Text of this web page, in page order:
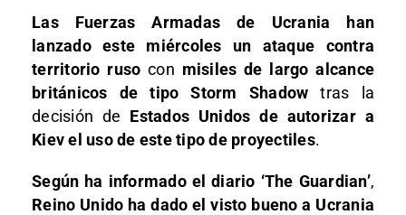
Las Fuerzas Armadas de Ucrania han
lanzado este miércoles un ataque contra
territorio ruso con misiles de largo alcance
británicos de tipo Storm Shadow tras la
decisión de Estados Unidos de autorizar a
Kiev el uso de este tipo de proyectiles.
Según ha informado el diario ‘The Guardian’,
Reino Unido ha dado el visto bueno a Ucrania